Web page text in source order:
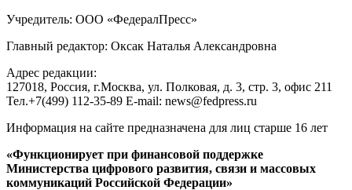
Учредитель: ООО «ФедералПресс»
Главный редактор: Оксак Наталья Александровна
Адрес редакции:
127018, Россия, г.Москва, ул. Полковая, д. 3, стр. 3, офис 211
Тел.+7(499) 112-35-89 E-mail: news@fedpress.ru
Информация на сайте предназначена для лиц старше 16 лет
«Функционирует при финансовой поддержке
Министерства цифрового развития, связи и массовых
коммуникаций Российской Федерации»